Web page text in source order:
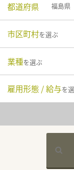
都道府県 福島県
市区町村を選ぶ
業種を選ぶ
雇用形態 / 給与を